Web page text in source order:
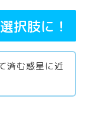
択肢に！
済む惑星に近